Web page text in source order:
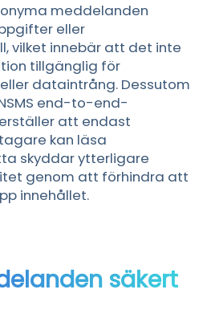
meddelanden
eller
vilket innebär att det inte
tillgänglig för
dataintrång. Dessutom
end-to-end-
att endast
kan läsa
skyddar ytterligare
genom att förhindra att
innehållet.
säkert